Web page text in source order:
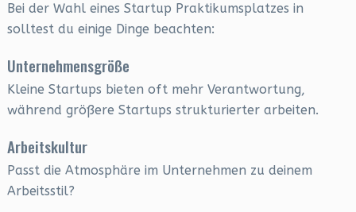
Bei der Wahl eines Startup Praktikumsplatzes in
solltest du einige Dinge beachten:
Unternehmensgröße
Kleine Startups bieten oft mehr Verantwortung,
während größere Startups strukturierter arbeiten.
Arbeitskultur
Passt die Atmosphäre im Unternehmen zu deinem
Arbeitsstil?